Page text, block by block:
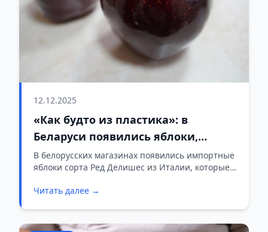
12.12.2025
«Как будто из пластика»: в
Беларуси появились яблоки,
которые удивляют покупателей
В белорусских магазинах появились импортные
яблоки сорта Ред Делишес из Италии, которые
внешним видом.
Читать далее →